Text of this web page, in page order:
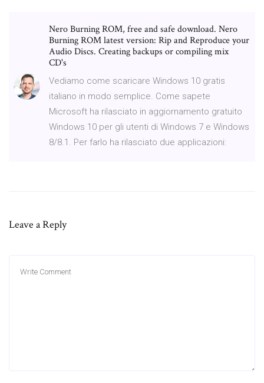
Nero Burning ROM, free and safe download. Nero
Burning ROM latest version: Rip and Reproduce your
Audio Discs. Creating backups or compiling mix
CD's
Vediamo come scaricare Windows 10 gratis
italiano in modo semplice. Come sapete
Microsoft ha rilasciato in aggiornamento gratuito
Windows 10 per gli utenti di Windows 7 e Windows
8/8.1. Per farlo ha rilasciato due applicazioni:
Leave a Reply